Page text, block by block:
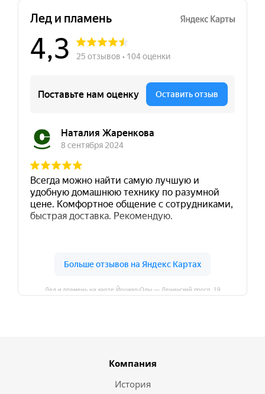
Лед и пламень на карте Йошкар‑Олы — Ленинский просп.,19
Компания
История